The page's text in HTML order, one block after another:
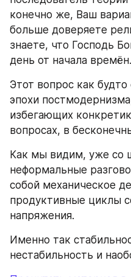
конечно же, Ваш
больше доверяете
знаете, что Господь
день от начала времён.
Этот вопрос как
эпохи
избегающих
вопросах, в
Как мы видим, уже со
неформальные
собой механическое
продуктивные циклы
напряжения.
Именно так
нестабильность и